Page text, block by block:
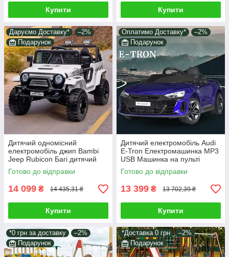
Купити Купити
Даруємо Доставку*
–2%
Подарунок
Дитячий одномісний
електромобіль джип Bambi
Jeep Rubicon Багі дитячий
Позашляховик з пультом
керування MP3 TF
Готово до відправки
14 099 ₴ 14 435,31 ₴
Купити
Оплатимо Доставку*
–2%
Подарунок
Дитячий електромобіль Audi
E-Tron Електромашинка MP3
USB Машинка на пульті
Іграшковий транспорт
електромобіль
Готово до відправки
13 399 ₴ 13 702,39 ₴
Купити
*0 грн за доставку
–2%
Подарунок
*Доставка 0 грн
–2%
Подарунок